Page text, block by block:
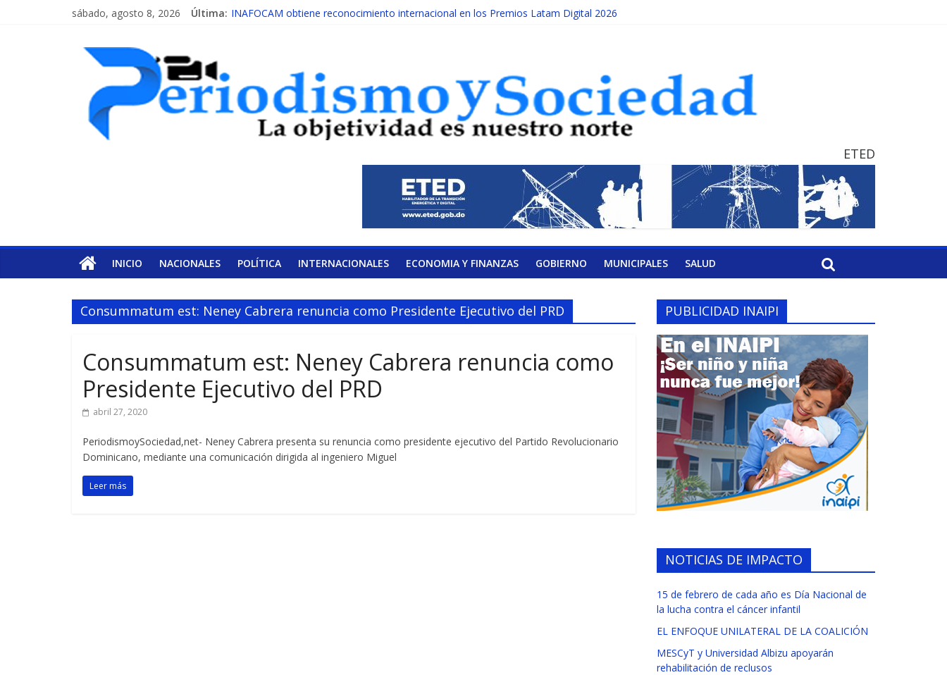
sábado, agosto 8, 2026 Última: INAFOCAM obtiene reconocimiento internacional en los Premios Latam Digital 2026
MESCyT presenta calendario de Consulta Nacional por la Educación
ETED
INICIO NACIONALES POLÍTICA INTERNACIONALES ECONOMIA Y FINANZAS GOBIERNO MUNICIPALES SALUD
Consummatum est: Neney Cabrera renuncia como Presidente Ejecutivo del PRD
Consummatum est: Neney Cabrera renuncia como
Presidente Ejecutivo del PRD
abril 27, 2020
PeriodismoySociedad,net- Neney Cabrera presenta su renuncia como presidente ejecutivo del Partido Revolucionario
Dominicano, mediante una comunicación dirigida al ingeniero Miguel
Leer más
PUBLICIDAD INAIPI
NOTICIAS DE IMPACTO
15 de febrero de cada año es Día Nacional de
la lucha contra el cáncer infantil
EL ENFOQUE UNILATERAL DE LA COALICIÓN
MESCyT y Universidad Albizu apoyarán
rehabilitación de reclusos